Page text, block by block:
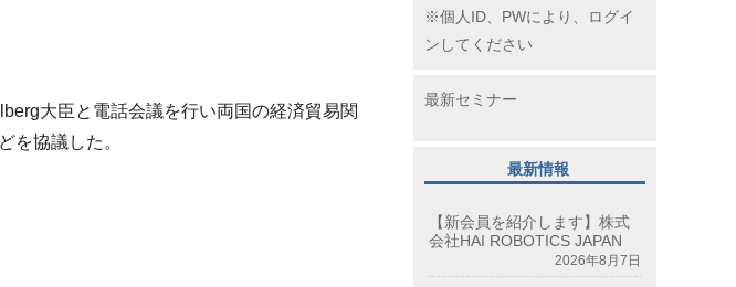
大臣と電話会議を行い両国の経済貿易関
を協議 した。
※個人ID、PWにより、ログイ
ンしてください
最新セミナー
最新情報
【新会員を紹介します】株式
会社HAI ROBOTICS JAPAN
2026年8月7日